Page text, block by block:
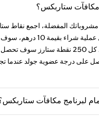
مكافآت ستاربكس؟
المفضلة، اجمع نقاط
على مكافآت. عند كل عملية
4 نقاط ستارز. مقابل كل 250 نقطة ستارز سوف
لبرنامج مكافآت